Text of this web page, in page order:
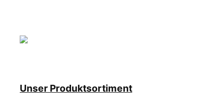
Unser Produktsortiment